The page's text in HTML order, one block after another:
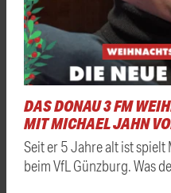
DAS DONAU 3 FM
MIT MICHAEL JAHN
Seit er 5 Jahre alt ist
beim VfL Günzburg. Was